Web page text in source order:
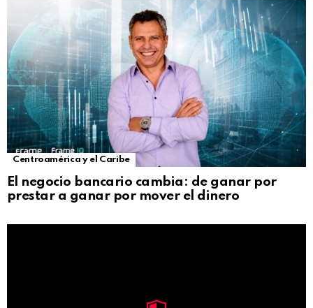
Centroamérica y el Caribe
El negocio bancario cambia: de ganar por
prestar a ganar por mover el dinero